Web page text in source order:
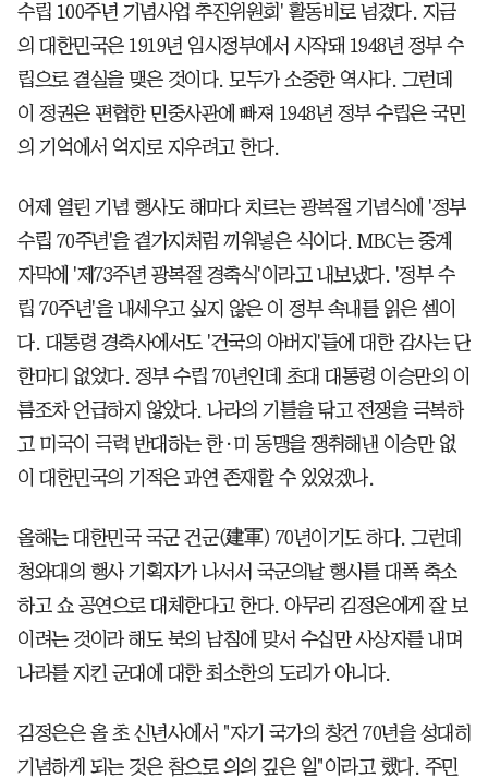
수립 100주년 기념사업 추진위원회' 활동비로 넘겼다. 지금
의 대한민국은 1919년 임시정부에서 시작돼 1948년 정부 수
립으로 결실을 맺은 것이다. 모두가 소중한 역사다. 그런데
이 정권은 편협한 민중사관에 빠져 1948년 정부 수립은 국민
의 기억에서 억지로 지우려고 한다.
어제 열린 기념 행사도 해마다 치르는 광복절 기념식에 '정부
수립 70주년'을 곁가지처럼 끼워넣은 식이다. MBC는 중계
자막에 '제73주년 광복절 경축식'이라고 내보냈다. '정부 수
립 70주년'을 내세우고 싶지 않은 이 정부 속내를 읽은 셈이
다. 대통령 경축사에서도 '건국의 아버지'들에 대한 감사는 단
한마디 없었다. 정부 수립 70년인데 초대 대통령 이승만의 이
름조차 언급하지 않았다. 나라의 기틀을 닦고 전쟁을 극복하
고 미국이 극력 반대하는 한·미 동맹을 쟁취해낸 이승만 없
이 대한민국의 기적은 과연 존재할 수 있었겠나.
올해는 대한민국 국군 건군(建軍) 70년이기도 하다. 그런데
청와대의 행사 기획자가 나서서 국군의날 행사를 대폭 축소
하고 쇼 공연으로 대체한다고 한다. 아무리 김정은에게 잘 보
이려는 것이라 해도 북의 남침에 맞서 수십만 사상자를 내며
나라를 지킨 군대에 대한 최소한의 도리가 아니다.
김정은은 올 초 신년사에서 "자기 국가의 창건 70년을 성대히
기념하게 되는 것은 참으로 의의 깊은 일"이라고 했다. 주민